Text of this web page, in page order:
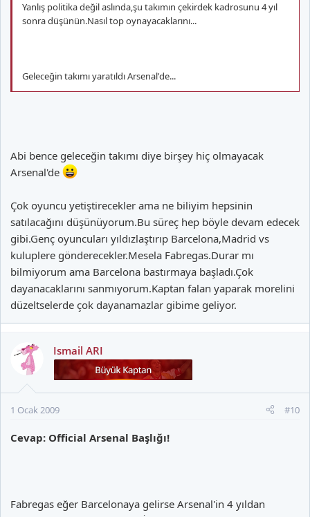
Yanlış politika değil aslında,şu takımın çekirdek kadrosunu 4 yıl
sonra düşünün.Nasıl top oynayacaklarını...
Geleceğin takımı yaratıldı Arsenal'de...
Abi bence geleceğin takımı diye birşey hiç olmayacak
Arsenal'de
Çok oyuncu yetiştirecekler ama ne biliyim hepsinin
satılacağını düşünüyorum.Bu süreç hep böyle devam edecek
gibi.Genç oyuncuları yıldızlaştırıp Barcelona,Madrid vs
kuluplere gönderecekler.Mesela Fabregas.Durar mı
bilmiyorum ama Barcelona bastırmaya başladı.Çok
dayanacaklarını sanmıyorum.Kaptan falan yaparak morelini
düzeltselerde çok dayanamazlar gibime geliyor.
Ismail ARI
1 Ocak 2009 #10
Cevap: Official Arsenal Başlığı!
Fabregas eğer Barcelonaya gelirse Arsenal'in 4 yıldan